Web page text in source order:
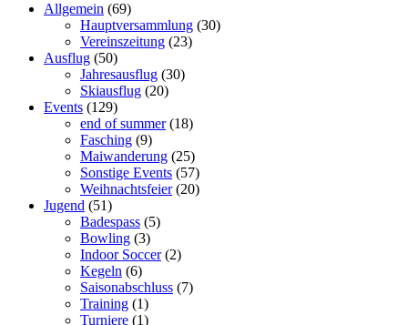
Allgemein (69)
Hauptversammlung (30)
Vereinszeitung (23)
Ausflug (50)
Jahresausflug (30)
Skiausflug (20)
Events (129)
end of summer(18)
Fasching (9)
Maiwanderung (25)
Sonstige Events (57)
Weihnachtsfeier(20)
Jugend (51)
Badespass (5)
Bowling (3)
Indoor Soccer(2)
Kegeln (6)
Saisonabschluss (7)
Training (1)
Turniere (1)